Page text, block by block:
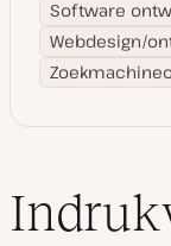
Software
Webdesign/